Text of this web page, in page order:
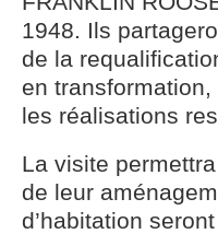
1948. Ils
de la
en transformation,
les réalisations
La visite
de leur
d’habitation